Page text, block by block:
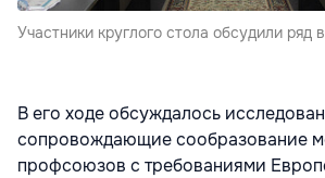
Участники круглого стола обсудили ряд
В его ходе обсуждалось
сопровождающие со­образование
профсою­зов с требованиями